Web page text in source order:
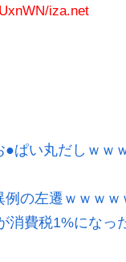
iza.net
●ぱい丸だしｗｗ
例の左遷ｗｗｗｗ
消費税1%にな